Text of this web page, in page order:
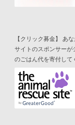
【クリック募金】 あ
サイトのスポンサーが
のごはん代を寄付して